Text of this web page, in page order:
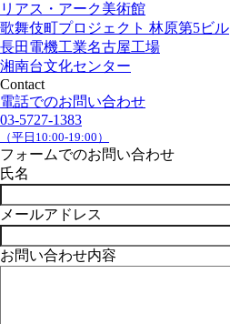
リアス・アーク美術館
歌舞伎町プロジェクト 林原第5ビル
長田電機工業名古屋工場
湘南台文化センター
Contact
電話でのお問い合わせ
03-5727-1383
（平日10:00-19:00）
フォームでのお問い合わせ
氏名
メールアドレス
お問い合わせ内容